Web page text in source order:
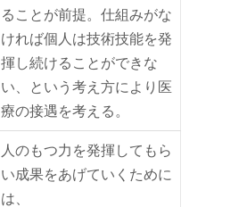
ることが前提。仕組みがな
ければ個人は技術技能を発
揮し続けることができな
い、という考え方により医
療の接遇を考える。
人のもつ力を発揮してもら
い成果をあげていくために
は、